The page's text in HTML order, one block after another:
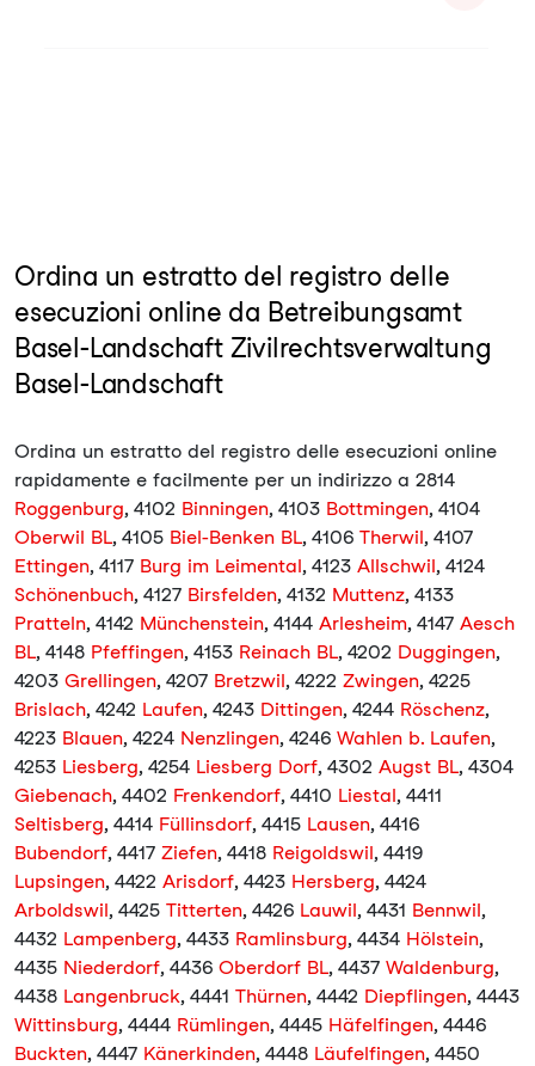
Ordina un estratto del registro delle
esecuzioni online da Betreibungsamt
Basel-Landschaft Zivilrechtsverwaltung
Basel-Landschaft
Ordina un estratto del registro delle esecuzioni online
rapidamente e facilmente per un indirizzo a 2814
Roggenburg, 4102 Binningen, 4103 Bottmingen, 4104
Oberwil BL, 4105 Biel-Benken BL, 4106 Therwil, 4107
Ettingen, 4117 Burg im Leimental, 4123 Allschwil, 4124
Schönenbuch, 4127 Birsfelden, 4132 Muttenz, 4133
Pratteln, 4142 Münchenstein, 4144 Arlesheim, 4147 Aesch
BL, 4148 Pfeffingen, 4153 Reinach BL, 4202 Duggingen,
4203 Grellingen, 4207 Bretzwil, 4222 Zwingen, 4225
Brislach, 4242 Laufen, 4243 Dittingen, 4244 Röschenz,
4223 Blauen, 4224 Nenzlingen, 4246 Wahlen b. Laufen,
4253 Liesberg, 4254 Liesberg Dorf, 4302 Augst BL, 4304
Giebenach, 4402 Frenkendorf, 4410 Liestal, 4411
Seltisberg, 4414 Füllinsdorf, 4415 Lausen, 4416
Bubendorf, 4417 Ziefen, 4418 Reigoldswil, 4419
Lupsingen, 4422 Arisdorf, 4423 Hersberg, 4424
Arboldswil, 4425 Titterten, 4426 Lauwil, 4431 Bennwil,
4432 Lampenberg, 4433 Ramlinsburg, 4434 Hölstein,
4435 Niederdorf, 4436 Oberdorf BL, 4437 Waldenburg,
4438 Langenbruck, 4441 Thürnen, 4442 Diepflingen, 4443
Wittinsburg, 4444 Rümlingen, 4445 Häfelfingen, 4446
Buckten, 4447 Känerkinden, 4448 Läufelfingen, 4450